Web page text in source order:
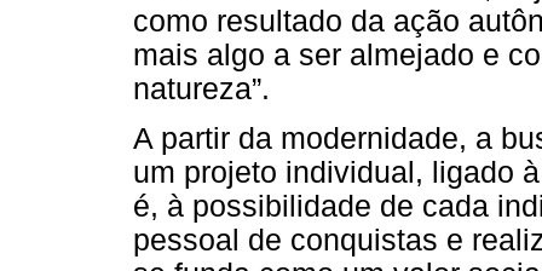
como resultado da ação
mais algo a ser almejado e
natureza”.
A partir da modernidade, a
um projeto individual, ligado
é, à possibilidade de cada
pessoal de conquistas e